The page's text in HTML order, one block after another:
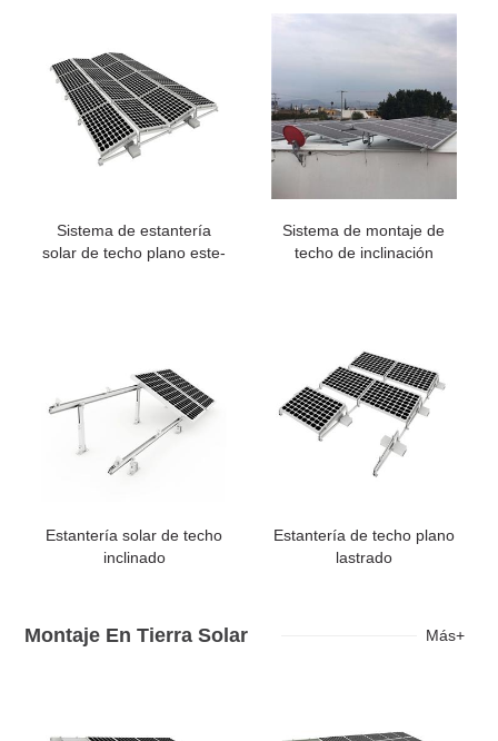
Sistema de estantería
solar de techo plano este-
Sistema de montaje de
techo de inclinación
Estantería solar de techo
inclinado
Estantería de techo plano
lastrado
Montaje En Tierra Solar Más+